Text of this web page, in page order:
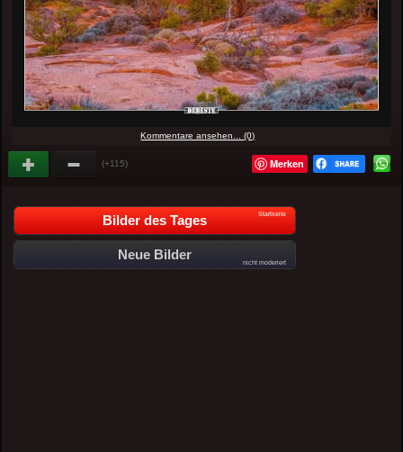
Kommentare ansehen... (0)
(+115) Merken
Bilder des Tages Startseite
Neue Bilder
nicht moderiert